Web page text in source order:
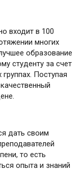
входит в 100
многих
образование
студенту за счет
Поступая
дать своим
то есть
опыта и знаний